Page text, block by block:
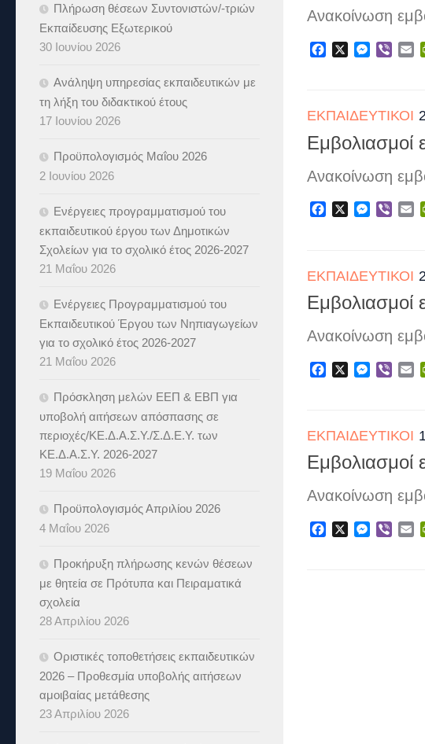
Ανακοίνωση
Facebook Viber
ΕΚΠΑΙΔΕΥΤΙΚΟΊ
Εμβολιασμοί
Ανακοίνωση
Facebook Viber
ΕΚΠΑΙΔΕΥΤΙΚΟΊ
Εμβολιασμοί
Ανακοίνωση
Facebook Viber
ΕΚΠΑΙΔΕΥΤΙΚΟΊ
Εμβολιασμοί
Ανακοίνωση
Facebook Viber
Πλήρωση θέσεων Συντονιστών/-τριών
Εκπαίδευσης Εξωτερικού
30 Ιουνίου 2026
Ανάληψη υπηρεσίας εκπαιδευτικών με
τη λήξη του διδακτικού έτους
17 Ιουνίου 2026
Προϋπολογισμός Μαΐου 2026
2 Ιουνίου 2026
Ενέργειες προγραμματισμού του
εκπαιδευτικού έργου των Δημοτικών
Σχολείων για το σχολικό έτος 2026-2027
21 Μαΐου 2026
Ενέργειες Προγραμματισμού του
Εκπαιδευτικού Έργου των Νηπιαγωγείων
για το σχολικό έτος 2026-2027
21 Μαΐου 2026
Πρόσκληση μελών ΕΕΠ & ΕΒΠ για
υποβολή αιτήσεων απόσπασης σε
περιοχές/ΚΕ.Δ.Α.Σ.Υ./Σ.Δ.Ε.Υ. των
ΚΕ.Δ.Α.Σ.Υ. 2026-2027
19 Μαΐου 2026
Προϋπολογισμός Απριλίου 2026
4 Μαΐου 2026
Προκήρυξη πλήρωσης κενών θέσεων
με θητεία σε Πρότυπα και Πειραματικά
σχολεία
28 Απριλίου 2026
Οριστικές τοποθετήσεις εκπαιδευτικών
2026 – Προθεσμία υποβολής αιτήσεων
αμοιβαίας μετάθεσης
23 Απριλίου 2026